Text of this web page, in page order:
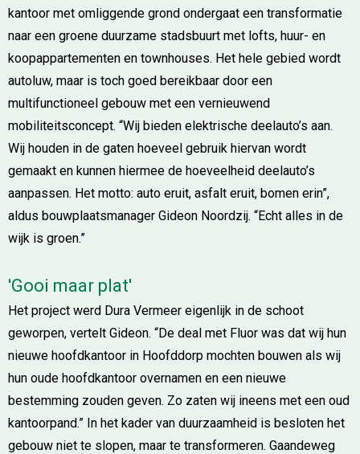
kantoor met omliggende grond ondergaat een transformatie
naar een groene duurzame stadsbuurt met lofts, huur- en
koopappartementen en townhouses. Het hele gebied wordt
autoluw, maar is toch goed bereikbaar door een
multifunctioneel gebouw met een vernieuwend
mobiliteitsconcept. “Wij bieden elektrische deelauto’s aan.
Wij houden in de gaten hoeveel gebruik hiervan wordt
gemaakt en kunnen hiermee de hoeveelheid deelauto’s
aanpassen. Het motto: auto eruit, asfalt eruit, bomen erin”,
aldus bouwplaatsmanager Gideon Noordzij. “Echt alles in de
wijk is groen.”
'Gooi maar plat'
Het project werd Dura Vermeer eigenlijk in de schoot
geworpen, vertelt Gideon. “De deal met Fluor was dat wij hun
nieuwe hoofdkantoor in Hoofddorp mochten bouwen als wij
hun oude hoofdkantoor overnamen en een nieuwe
bestemming zouden geven. Zo zaten wij ineens met een oud
kantoorpand.” In het kader van duurzaamheid is besloten het
gebouw niet te slopen, maar te transformeren. Gaandeweg